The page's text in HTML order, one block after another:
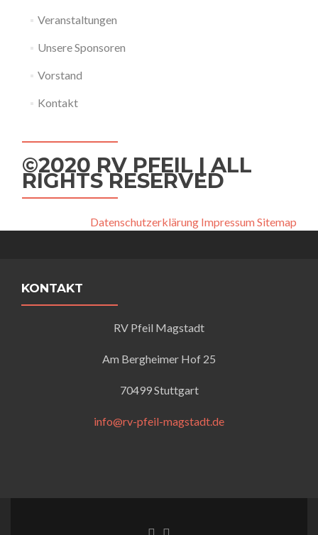
Veranstaltungen
Unsere Sponsoren
Vorstand
Kontakt
©2020 RV PFEIL | ALL
RIGHTS RESERVED
Datenschutzerklärung ImpressumSitemap
KONTAKT
RV Pfeil Magstadt
Am Bergheimer Hof 25
70499 Stuttgart
info@rv-pfeil-magstadt.de
Facebook-Link
Instagram Link